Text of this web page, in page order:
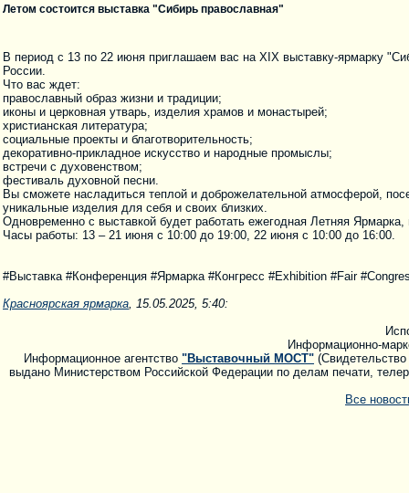
Летом состоится выставка "Сибирь православная"
В период с 13 по 22 июня приглашаем вас на XIX выставку-ярмарку
России.
Что вас ждет:
православный образ жизни и традиции;
иконы и церковная утварь, изделия храмов и монастырей;
христианская литература;
социальные проекты и благотворительность;
декоративно-прикладное искусство и народные промыслы;
встречи с духовенством;
фестиваль духовной песни.
Вы сможете насладиться теплой и доброжелательной атмосферой,
уникальные изделия для себя и своих близких.
Одновременно с выставкой будет работать ежегодная Летняя
Часы работы: 13 – 21 июня с 10:00 до 19:00, 22 июня с 10:00 до 16:00.
#Выставка #Конференция #Ярмарка #Конгресс #Exhibition #Fair
Красноярская ярмарка, 15.05.2025, 5:40:
Информационно-
Информационное агентство "Выставочный МОСТ"
выдано Министерством Российской Федерации по делам печати,
Все